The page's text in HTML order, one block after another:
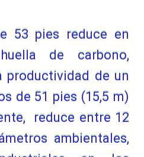
53 pies reduce en
de carbono,
productividad de un
de 51 pies (15,5 m)
reduce entre 12
ambientales,